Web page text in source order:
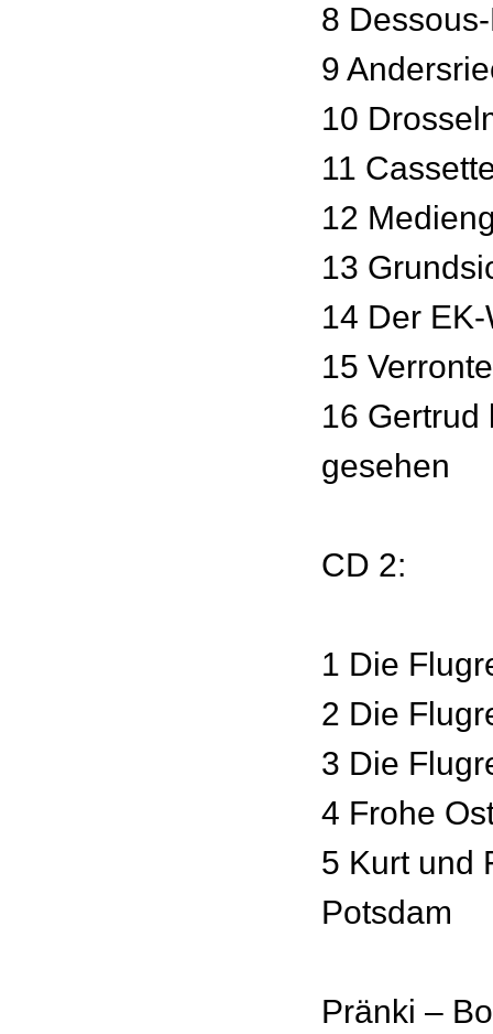
8
9
10
11
12
13
14 Der EK-
15
16 Gertrud
gesehen
CD 2:
1 Die
2 Die
3 Die
4 Frohe
5 Kurt und
Potsdam
Pränki –